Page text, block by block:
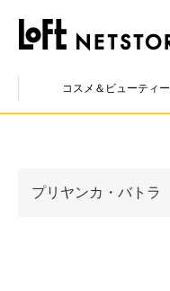
コスメ＆ビューティー
プリヤンカ・バトラ